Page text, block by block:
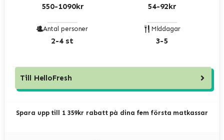
550-1090kr 54-92kr
Antal personer
2-4 st
Middagar
3-5
Till HelloFresh
Spara upp till 1 359kr rabatt på dina fem första matkassar